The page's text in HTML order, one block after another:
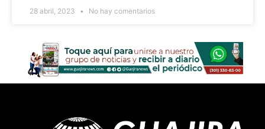
28 abril, 2023 No hay comentarios